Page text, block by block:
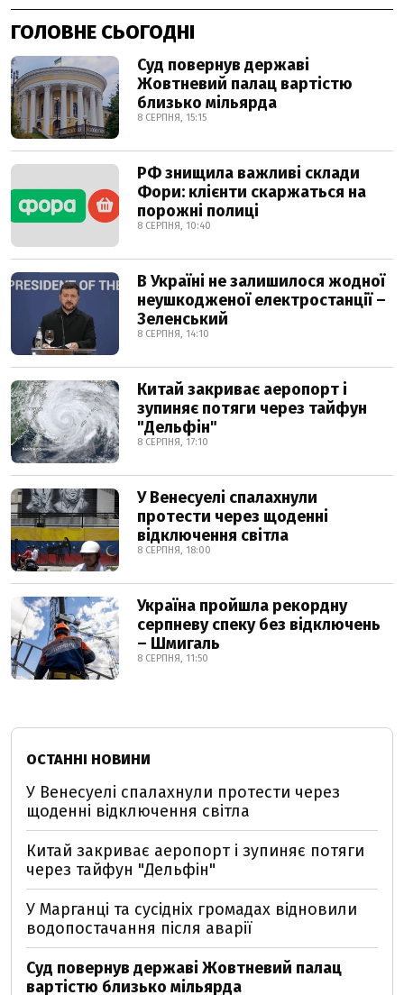
ГОЛОВНЕ СЬОГОДНІ
Суд повернув державі
Жовтневий палац вартістю
близько мільярда
8 СЕРПНЯ, 15:15
РФ знищила важливі склади
Фори: клієнти скаржаться на
порожні полиці
8 СЕРПНЯ, 10:40
В Україні не залишилося жодної
неушкодженої електростанції –
Зеленський
8 СЕРПНЯ, 14:10
Китай закриває аеропорт і
зупиняє потяги через тайфун
"Дельфін"
8 СЕРПНЯ, 17:10
У Венесуелі спалахнули
протести через щоденні
відключення світла
8 СЕРПНЯ, 18:00
Україна пройшла рекордну
серпневу спеку без відключень
– Шмигаль
8 СЕРПНЯ, 11:50
ОСТАННІ НОВИНИ
У Венесуелі спалахнули протести через
щоденні відключення світла
Китай закриває аеропорт і зупиняє потяги
через тайфун "Дельфін"
У Марганці та сусідніх громадах відновили
водопостачання після аварії
Суд повернув державі Жовтневий палац
вартістю близько мільярда